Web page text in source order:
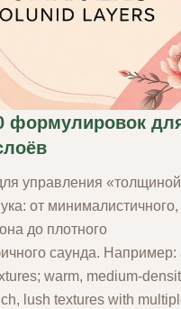
формулировок
управления
от минималистичного,
до плотного
саунда. Например:
warm,
lush textures with